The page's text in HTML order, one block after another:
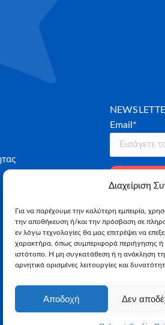
Διαχείριση
Για να παρέχουμε την καλύτερη εμπειρία,
την αποθήκευση ή/και την πρόσβαση σε
εν λόγω τεχνολογίες θα μας επιτρέψει να
χαρακτήρα, όπως συμπεριφορά περιήγησης ή
ιστότοπο. Η μη συγκατάθεση ή η ανάκληση
αρνητικά ορισμένες λειτουργίες και
Αποδοχή Δεν
Email*